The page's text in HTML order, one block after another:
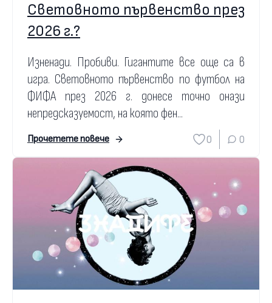
Световното първенство през
2026 г.?
Изненади. Пробиви. Гигантите все още са в
игра. Световното първенство по футбол на
ФИФА през 2026 г. донесе точно онази
непредсказуемост, на която фен...
Прочетете повече 0 0